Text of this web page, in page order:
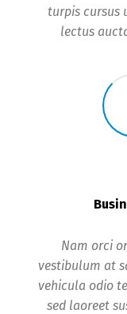
turpis cursus
lectus
Nam orci
vestibulum at
vehicula odio
sed laoreet